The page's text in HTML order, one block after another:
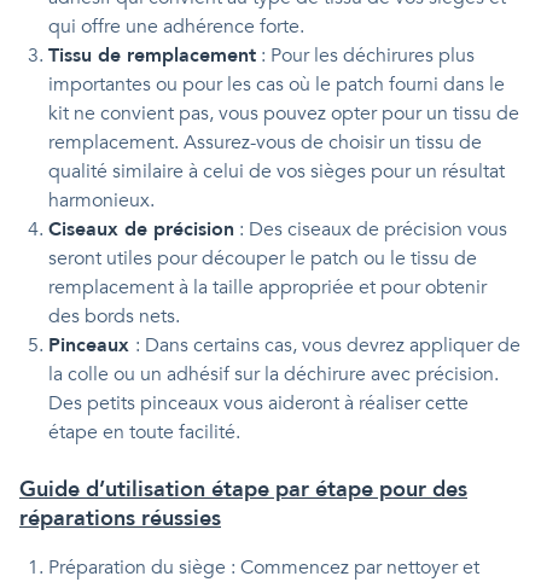
qui offre une adhérence forte.
Tissu de remplacement : Pour les déchirures plus
importantes ou pour les cas où le patch fourni dans le
kit ne convient pas, vous pouvez opter pour un tissu de
remplacement. Assurez-vous de choisir un tissu de
qualité similaire à celui de vos sièges pour un résultat
harmonieux.
Ciseaux de précision : Des ciseaux de précision vous
seront utiles pour découper le patch ou le tissu de
remplacement à la taille appropriée et pour obtenir
des bords nets.
Pinceaux : Dans certains cas, vous devrez appliquer de
la colle ou un adhésif sur la déchirure avec précision.
Des petits pinceaux vous aideront à réaliser cette
étape en toute facilité.
Guide d’utilisation étape par étape pour des
réparations réussies
Préparation du siège : Commencez par nettoyer et